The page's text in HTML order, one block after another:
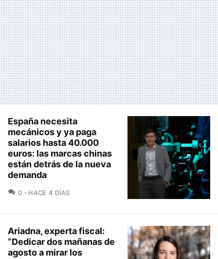
España necesita
mecánicos y ya paga
salarios hasta 40.000
euros: las marcas chinas
están detrás de la nueva
demanda
0 COMENTARIOS
HACE 4 DÍAS
Ariadna, experta fiscal:
“Dedicar dos mañanas de
agosto a mirar los